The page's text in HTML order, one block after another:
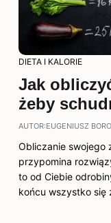
DIETA I KALORIE
Jak
żeby
AUTOR:EUGENIUSZ
Obliczanie swojego
przypomina
to od Ciebie
końcu wszystko